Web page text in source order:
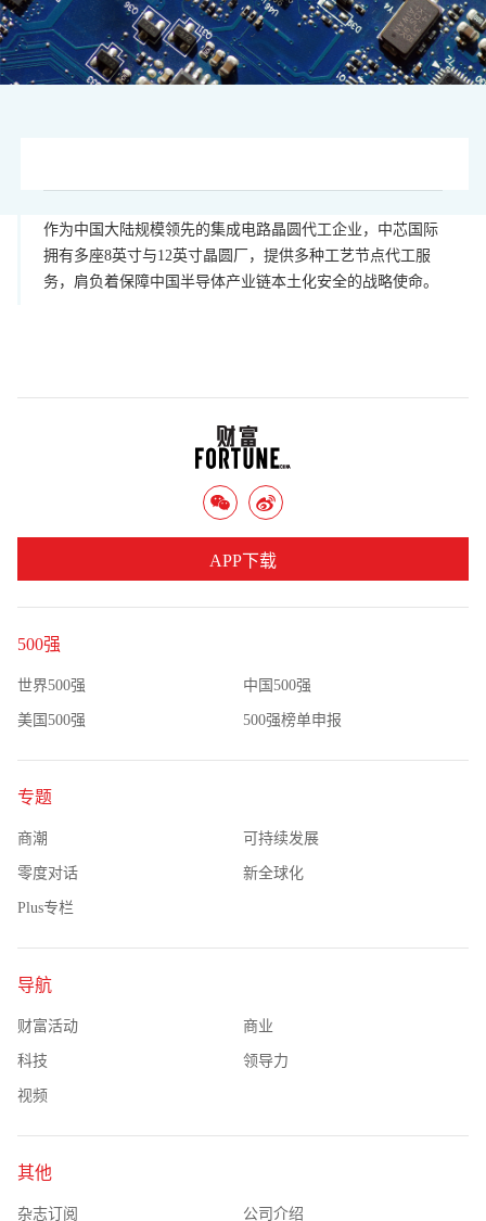
作为中国大陆规模领先的集成电路晶圆代工企业，中芯国际
拥有多座8英寸与12英寸晶圆厂，提供多种工艺节点代工服
务，肩负着保障中国半导体产业链本土化安全的战略使命。
500强
世界500强 中国500强
美国500强 500强榜单申报
专题
商潮 可持续发展
零度对话 新全球化
Plus专栏
导航
财富活动 商业
科技 领导力
视频
其他
杂志订阅 公司介绍
APP下载